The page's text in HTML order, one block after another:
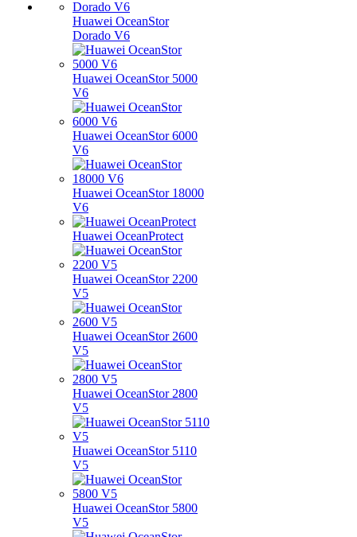
Huawei OceanStor
Dorado V6
Huawei OceanStor 5000
V6
Huawei OceanStor 6000
V6
Huawei OceanStor 18000
V6
Huawei OceanProtect
Huawei OceanStor 2200
V5
Huawei OceanStor 2600
V5
Huawei OceanStor 2800
V5
Huawei OceanStor 5110
V5
Huawei OceanStor 5800
V5